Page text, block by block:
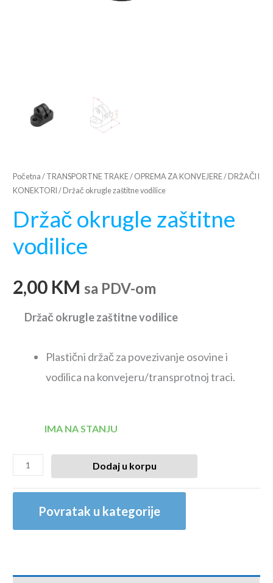
Početna / TRANSPORTNE TRAKE/ OPREMA ZA KONVEJERE/ DRŽAČI I
KONEKTORI / Držač okrugle zaštitne vodilice
Držač okrugle zaštitne
vodilice
2,00 KM sa PDV-om
Držač okrugle zaštitne vodilice
Plastični držač za povezivanje osovine i
vodilica na konvejeru/transprotnoj traci.
IMA NA STANJU
Dodaj u korpu
Povratak u kategorije